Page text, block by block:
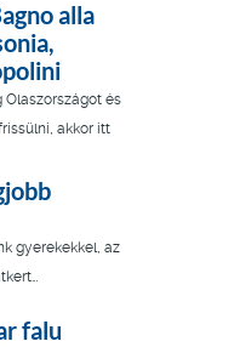
alla
Olaszországot és
akkor itt
gyerekekkel, az
falu